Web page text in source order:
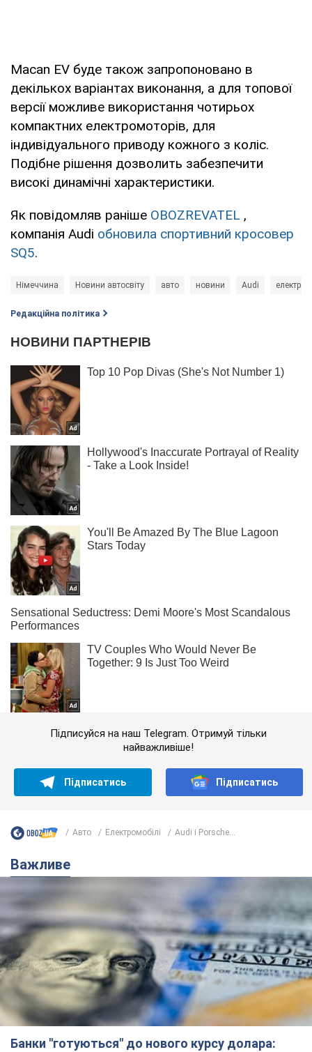
Macan EV буде також запропоновано в
декількох варіантах виконання, а для топової
версії можливе використання чотирьох
компактних електромоторів, для
індивідуального приводу кожного з коліс.
Подібне рішення дозволить забезпечити
високі динамічні характеристики.
Як повідомляв раніше OBOZREVATEL ,
компанія Audi обновила спортивний кросовер
SQ5.
Німеччина Новини автосвіту авто новини Audi
Редакційна політика
Підписуйся на наш Telegram. Отримуй тільки
найважливіше!
Підписатись Підписатись
Авто Електромобілі Audi і Porsche...
Важливе
Банки "готуються" до нового курсу долара: